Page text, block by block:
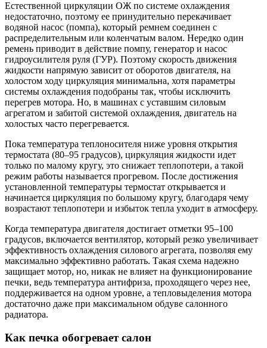
Естественной циркуляции ОЖ по системе охлаждения
недостаточно, поэтому ее принудительно перекачивает
водяной насос (помпа), который ремнем соединен с
распределительным или коленчатым валом. Нередко один
ремень приводит в действие помпу, генератор и насос
гидроусилителя руля (ГУР). Поэтому скорость движения
жидкости напрямую зависит от оборотов двигателя, на
холостом ходу циркуляция минимальна, хотя параметры
системы охлаждения подобраны так, чтобы исключить
перегрев мотора. Но, в машинах с уставшим силовым
агрегатом и забитой системой охлаждения, двигатель на
холостых часто перегревается.
Пока температура теплоносителя ниже уровня открытия
термостата (80–95 градусов), циркуляция жидкости идет
только по малому кругу, это снижает теплопотери, а такой
режим работы называется прогревом. После достижения
установленной температуры термостат открывается и
начинается циркуляция по большому кругу, благодаря чему
возрастают теплопотери и избыток тепла уходит в атмосферу.
Когда температура двигателя достигает отметки 95–100
градусов, включается вентилятор, который резко увеличивает
эффективность охлаждения силового агрегата, позволяя ему
максимально эффективно работать. Такая схема надежно
защищает мотор, но, никак не влияет на функционирование
печки, ведь температура антифриза, проходящего через нее,
поддерживается на одном уровне, а тепловыделения мотора
достаточно даже при максимальном обдуве салонного
радиатора.
Как печка обогревает салон